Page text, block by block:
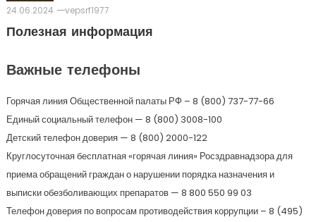
24.06.2024
vepsrf1977
Полезная информация
Важные телефоны
Горячая линия Общественной палаты РФ – 8 (800) 737-77-66
Единый социальный телефон — 8 (800) 3008-100
Детский телефон доверия — 8 (800) 2000-122
Круглосуточная бесплатная «горячая линия» Росздравнадзора для
приема обращений граждан о нарушении порядка назначения и
выписки обезболивающих препаратов — 8 800 550 99 03
Телефон доверия по вопросам противодействия коррупции – 8 (495)